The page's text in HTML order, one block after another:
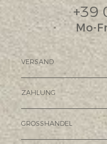
+39
Mo-
VERSAND
ZAHLUNG
GROSSHANDEL